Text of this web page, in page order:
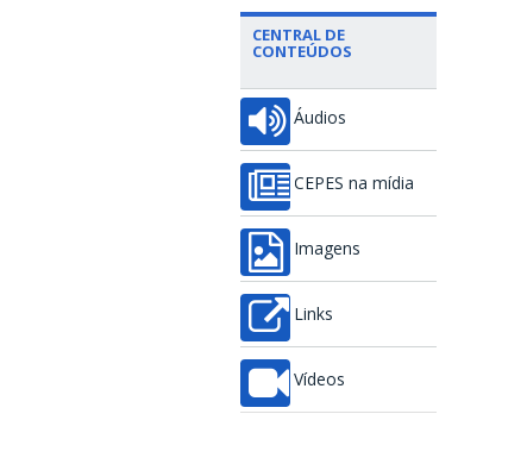
CENTRAL DE
CONTEÚDOS
Áudios
CEPES na mídia
Imagens
Links
Vídeos